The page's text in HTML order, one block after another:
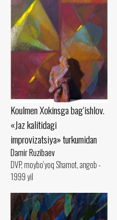
Koulmen Xokinsga bag‘ishlov.
«Jaz kalitidagi
improvizatsiya» turkumidan
Damir Ruzibaev
DVP, moybo‘yoq Shamot, angob -
1999 yil